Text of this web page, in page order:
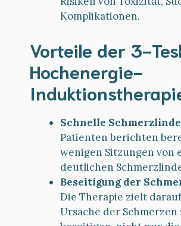
Komplikationen.
Vorteile der 3-
Hochenergie-
Schnelle
Patienten berichten
wenigen Sitzungen von
deutlichen
Beseitigung der
Die Therapie zielt
Ursache der Schmerzen